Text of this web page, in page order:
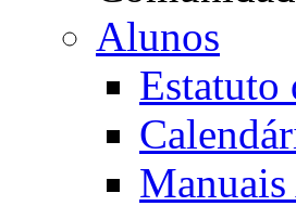
Alunos
Estatuto